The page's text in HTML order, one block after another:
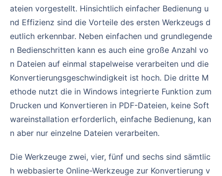
ateien vorgestellt. Hinsichtlich einfacher Bedienung u
nd Effizienz sind die Vorteile des ersten Werkzeugs d
eutlich erkennbar. Neben einfachen und grundlegende
n Bedienschritten kann es auch eine große Anzahl vo
n Dateien auf einmal stapelweise verarbeiten und die
Konvertierungsgeschwindigkeit ist hoch. Die dritte M
ethode nutzt die in Windows integrierte Funktion zum
Drucken und Konvertieren in PDF-Dateien, keine Soft
wareinstallation erforderlich, einfache Bedienung, kan
n aber nur einzelne Dateien verarbeiten.
Die Werkzeuge zwei, vier, fünf und sechs sind sämtlic
h webbasierte Online-Werkzeuge zur Konvertierung v